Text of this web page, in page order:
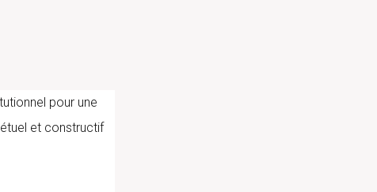
pour une
et constructif